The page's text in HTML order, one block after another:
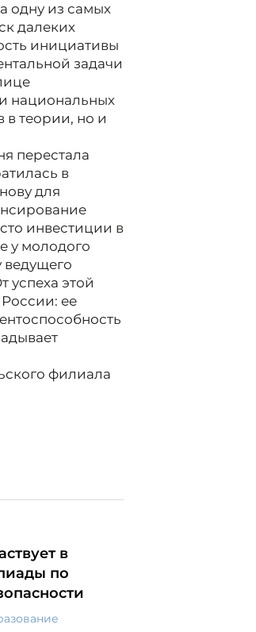
одну из самых
далеких
инициативы
задачи
национальных
в теории, но и
перестала
в
для
инвестиции в
у молодого
ведущего
успеха этой
ее
филиала
в
по